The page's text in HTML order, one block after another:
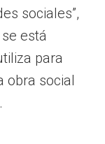
sociales”,
está
para
obra social